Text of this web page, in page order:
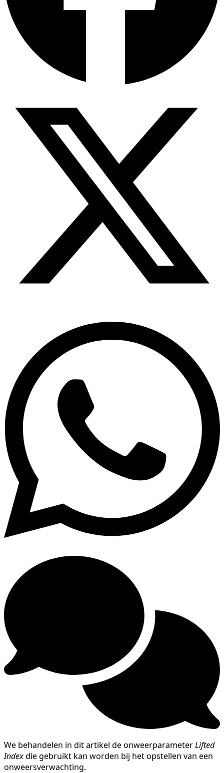
We behandelen in dit artikel de onweerparameterLifted
Indexdie gebruikt kan worden bij het opstellen van een
onweersverwachting.